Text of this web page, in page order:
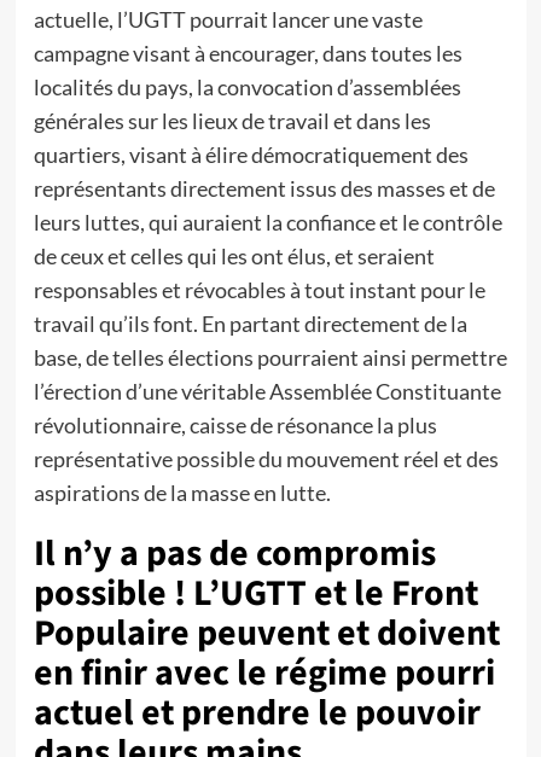
actuelle, l’UGTT pourrait lancer une vaste
campagne visant à encourager, dans toutes les
localités du pays, la convocation d’assemblées
générales sur les lieux de travail et dans les
quartiers, visant à élire démocratiquement des
représentants directement issus des masses et de
leurs luttes, qui auraient la confiance et le contrôle
de ceux et celles qui les ont élus, et seraient
responsables et révocables à tout instant pour le
travail qu’ils font. En partant directement de la
base, de telles élections pourraient ainsi permettre
l’érection d’une véritable Assemblée Constituante
révolutionnaire, caisse de résonance la plus
représentative possible du mouvement réel et des
aspirations de la masse en lutte.
Il n’y a pas de compromis
possible ! L’UGTT et le Front
Populaire peuvent et doivent
en finir avec le régime pourri
actuel et prendre le pouvoir